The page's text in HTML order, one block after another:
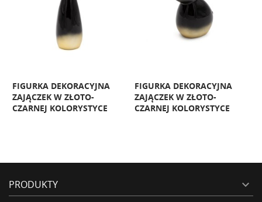
FIGURKA DEKORACYJNA
ZAJĄCZEK W ZŁOTO-
CZARNEJ KOLORYSTYCE
FIGURKA DEKORACYJNA
ZAJĄCZEK W ZŁOTO-
CZARNEJ KOLORYSTYCE
PRODUKTY 